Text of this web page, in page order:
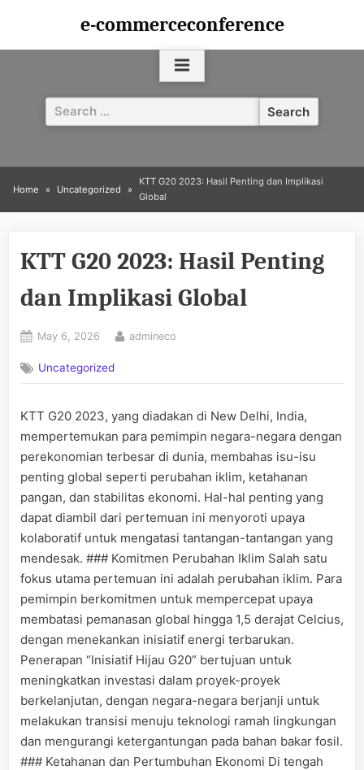
content
e-commerceconference
Search
for:
Home Uncategorized
KTT G20 2023: Hasil Penting dan Implikasi
Global
KTT G20 2023: Hasil Penting
dan Implikasi Global
Posted
May 6, 2026 By
admineco
Uncategorized
KTT G20 2023, yang diadakan di New Delhi, India,
mempertemukan para pemimpin negara-negara dengan
perekonomian terbesar di dunia, membahas isu-isu
penting global seperti perubahan iklim, ketahanan
pangan, dan stabilitas ekonomi. Hal-hal penting yang
dapat diambil dari pertemuan ini menyoroti upaya
kolaboratif untuk mengatasi tantangan-tantangan yang
mendesak. ### Komitmen Perubahan Iklim Salah satu
fokus utama pertemuan ini adalah perubahan iklim. Para
pemimpin berkomitmen untuk mempercepat upaya
membatasi pemanasan global hingga 1,5 derajat Celcius,
dengan menekankan inisiatif energi terbarukan.
Penerapan “Inisiatif Hijau G20” bertujuan untuk
meningkatkan investasi dalam proyek-proyek
berkelanjutan, dengan negara-negara berjanji untuk
melakukan transisi menuju teknologi ramah lingkungan
dan mengurangi ketergantungan pada bahan bakar fosil.
### Ketahanan dan Pertumbuhan Ekonomi Di tengah